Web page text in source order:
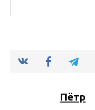
Пётр